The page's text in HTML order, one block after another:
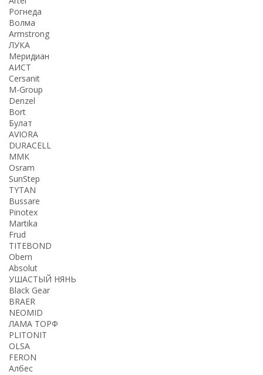
Рогнеда
Волма
Armstrong
ЛУКА
Меридиан
АИСТ
Cersanit
M-Group
Denzel
Bort
Булат
AVIORA
DURACELL
ММК
Osram
SunStep
TYTAN
Bussare
Pinotex
Martika
Frud
TITEBOND
Obern
Absolut
УШАСТЫЙ НЯНЬ
Black Gear
BRAER
NEOMID
ЛАМА ТОРФ
PLITONIT
OLSA
FERON
Албес